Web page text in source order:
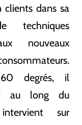
dans sa
techniques
nouveaux
degrés, il
au long du
sur